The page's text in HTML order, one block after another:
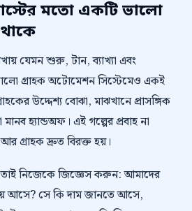
মতো একটি ভালো
যেমন শুরু, টান, ব্যাখ্যা এবং
গ্রাহক অটোমেশন সিস্টেমেও একই
উদ্দেশ্য বোঝা, মাঝখানে প্রাসঙ্গিক
হ্যান্ডঅফ। এই গল্পের প্রবাহ না
গ্রাহক দ্রুত বিরক্ত হয়।
নিজেকে জিজ্ঞেস করুন: আমাদের
আসে? সে কি দাম জানতে আসে,